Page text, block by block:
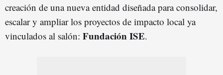
creación de una nueva entidad diseñada para consolidar,
escalar y ampliar los proyectos de impacto local ya
vinculados al salón: Fundación ISE.